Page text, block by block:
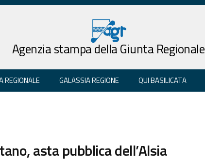
Agenzia stampa della Giunta Regionale
REGIONALE GALASSIA REGIONE QUI BASILICATA
asta pubblica dell’Alsia